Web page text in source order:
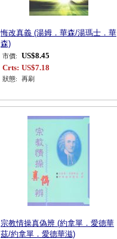
悔改真義 (湯姆．華森/湯瑪士．華
森)
市價:
US$8.45
Crts: US$7.18
狀態: 再刷
宗教情操真偽辨 (約拿單．愛德華
茲/約拿單．愛德華滋)